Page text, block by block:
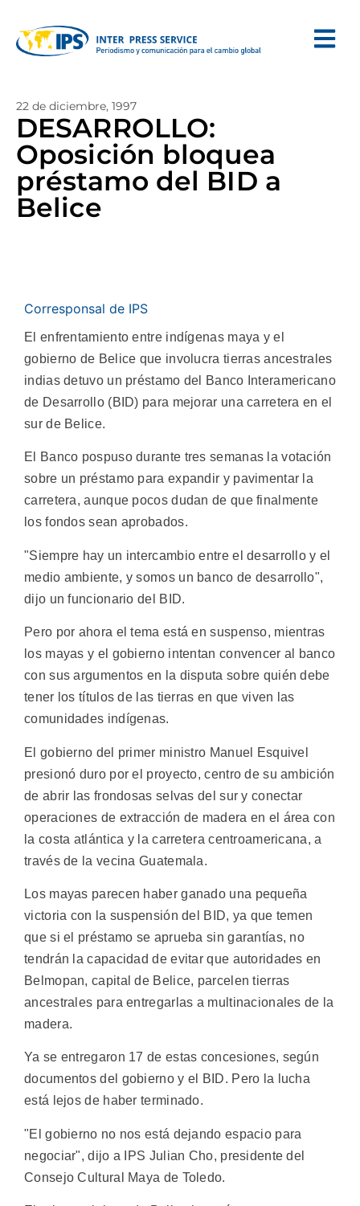
22 de diciembre, 1997
DESARROLLO:
Oposición bloquea
préstamo del BID a
Belice
Corresponsal de IPS
El enfrentamiento entre indígenas maya y el
gobierno de Belice que involucra tierras ancestrales
indias detuvo un préstamo del Banco Interamericano
de Desarrollo (BID) para mejorar una carretera en el
sur de Belice.
El Banco pospuso durante tres semanas la votación
sobre un préstamo para expandir y pavimentar la
carretera, aunque pocos dudan de que finalmente
los fondos sean aprobados.
"Siempre hay un intercambio entre el desarrollo y el
medio ambiente, y somos un banco de desarrollo",
dijo un funcionario del BID.
Pero por ahora el tema está en suspenso, mientras
los mayas y el gobierno intentan convencer al banco
con sus argumentos en la disputa sobre quién debe
tener los títulos de las tierras en que viven las
comunidades indígenas.
El gobierno del primer ministro Manuel Esquivel
presionó duro por el proyecto, centro de su ambición
de abrir las frondosas selvas del sur y conectar
operaciones de extracción de madera en el área con
la costa atlántica y la carretera centroamericana, a
través de la vecina Guatemala.
Los mayas parecen haber ganado una pequeña
victoria con la suspensión del BID, ya que temen
que si el préstamo se aprueba sin garantías, no
tendrán la capacidad de evitar que autoridades en
Belmopan, capital de Belice, parcelen tierras
ancestrales para entregarlas a multinacionales de la
madera.
Ya se entregaron 17 de estas concesiones, según
documentos del gobierno y el BID. Pero la lucha
está lejos de haber terminado.
"El gobierno no nos está dejando espacio para
negociar", dijo a IPS Julian Cho, presidente del
Consejo Cultural Maya de Toledo.